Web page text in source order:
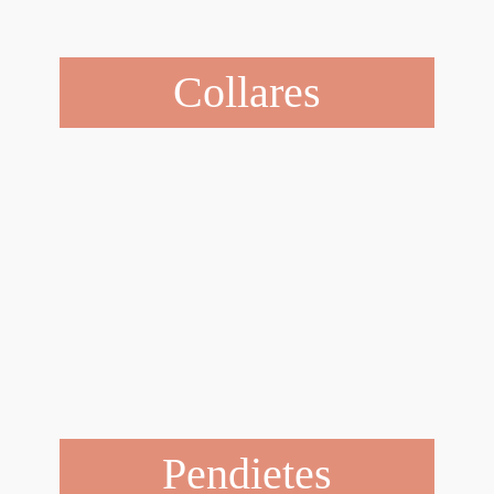
Collares
Pendietes